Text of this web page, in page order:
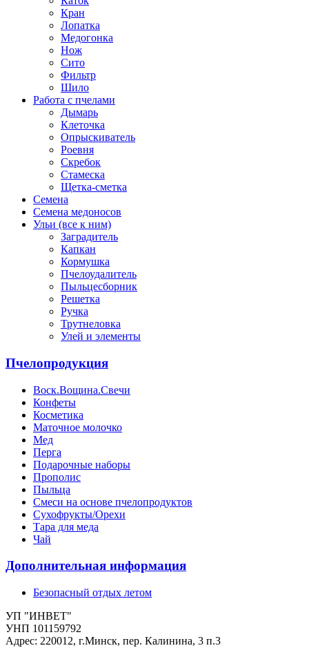
Кран
Лопатка
Медогонка
Нож
Сито
Фильтр
Шило
Работа с пчелами
Дымарь
Клеточка
Опрыскиватель
Роевня
Скребок
Стамеска
Щетка-сметка
Семена
Семена медоносов
Ульи (все к ним)
Заградитель
Капкан
Кормушка
Пчелоудалитель
Пыльцесборник
Решетка
Ручка
Трутнеловка
Улей и элементы
Пчелопродукция
Воск.Вощина.Свечи
Конфеты
Косметика
Маточное молочко
Мед
Перга
Подарочные наборы
Прополис
Пыльца
Смеси на основе пчелопродуктов
Сухофрукты/Орехи
Тара для меда
Чай
Дополнительная информация
Безопасный отдых летом
УП "ИНВЕТ"
УНП 101159792
Адрес: 220012, г.Минск, пер. Калинина, 3 п.3